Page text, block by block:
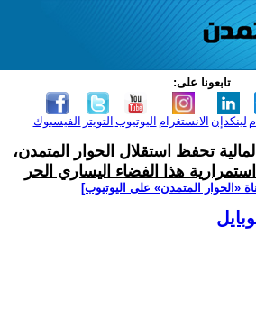
تابعونا على:
الفيسبوك التويتر اليوتيوب الانستغرام لينكدإن
تحفظ استقلال الحوار المتمدن،
هذا الفضاء اليساري الحر
‫«الحوار المتمدن» على اليوتيوب]